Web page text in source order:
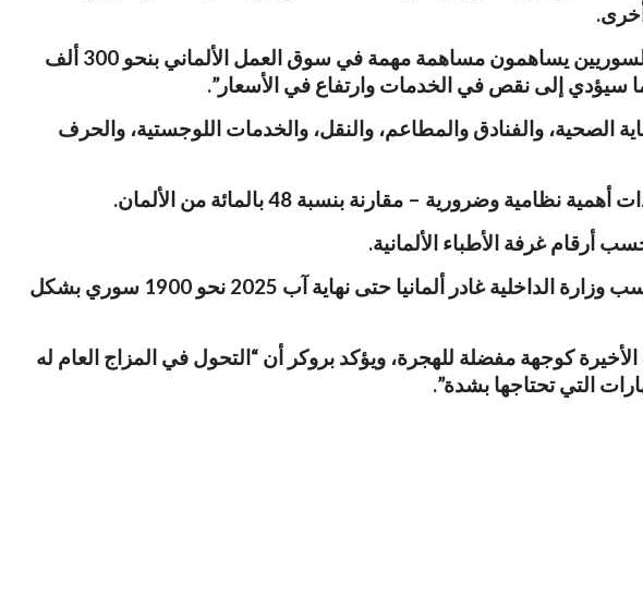
وأكد هربرت بروكر، رئيس قسم أبحاث الهجرة في معهد أبحاث سوق العمل والتوظيف أنَّ: “اللاجئين السوريين يساهمون مساهمة مهمة في سوق العمل الألماني بنحو 300 ألف
والفنادق والمطاعم، والنقل، والخدمات اللوجستية، والحرف
ومنذ عام 2012 توقفت عمليات الترحيل إلى سوريا بسبب الوضع الأمني المصنّف بأنه “غير آمن”. وبحسب وزارة الداخلية غادر ألمانيا حتى نهاية آب 2025 نحو 1900 سوري بشكل
كوجهة مفضلة للهجرة، ويؤكد بروكر أن “التحول في المزاج العام له
التي تحتاجها بشدة”.